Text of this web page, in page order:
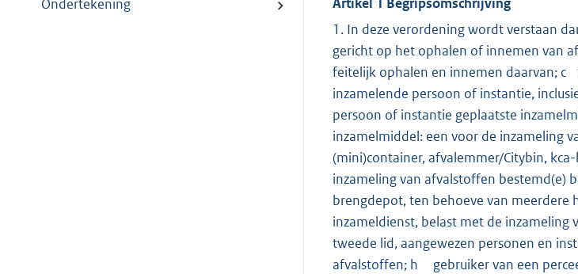
Ondertekening
1. In deze verordening wordt verstaan
gericht op het ophalen of innemen van
feitelijk ophalen en innemen daarvan; c
inzamelende persoon of instantie,
persoon of instantie geplaatste
inzamelmiddel: een voor de inzameling
(mini)container, afvalemmer/Citybin,
inzameling van afvalstoffen be­stemd(e)
brengdepot, ten behoeve van
inzameldienst, belast met de
tweede lid, aangewezen personen en
afvalstoffen; h gebruiker van een